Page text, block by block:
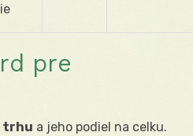
pre
trhu a jeho podiel na celku.